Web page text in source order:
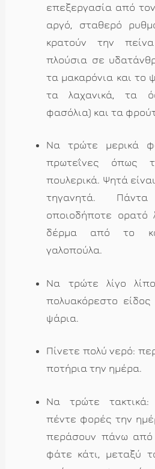
επεξεργασία από
αργό, σταθερό
κρατούν την
πλούσια σε
τα μακαρόνια και το
τα λαχανικά, τα
φασόλια) και τα
Να τρώτε μερικά
πρωτεΐνες όπως
πουλερικά. Ψητά
τηγανητά.
οποιοδήποτε ορατό
δέρμα από το
γαλοπούλα.
Να τρώτε λίγο
πολυακόρεστο
ψάρια.
Πίνετε πολύ νερό:
ποτήρια την ημέρα.
Να τρώτε
πέντε φορές την
περάσουν πάνω από
φάτε κάτι, μεταξύ